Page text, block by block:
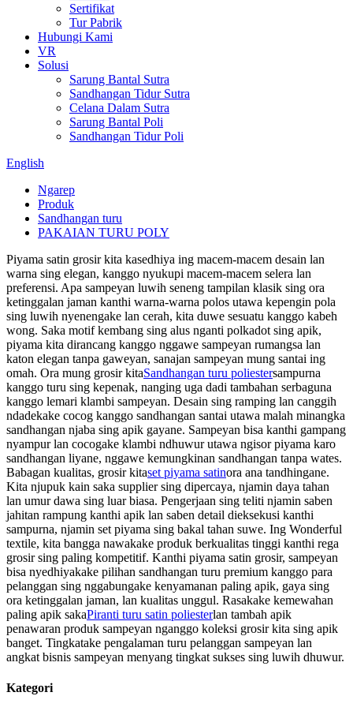
Sertifikat
Tur Pabrik
Hubungi Kami
VR
Solusi
Sarung Bantal Sutra
Sandhangan Tidur Sutra
Celana Dalam Sutra
Sarung Bantal Poli
Sandhangan Tidur Poli
English
Ngarep
Produk
Sandhangan turu
PAKAIAN TURU POLY
Piyama satin grosir kita kasedhiya ing macem-macem desain lan
warna sing elegan, kanggo nyukupi macem-macem selera lan
preferensi. Apa sampeyan luwih seneng tampilan klasik sing ora
ketinggalan jaman kanthi warna-warna polos utawa kepengin pola
sing luwih nyenengake lan cerah, kita duwe sesuatu kanggo kabeh
wong. Saka motif kembang sing alus nganti polkadot sing apik,
piyama kita dirancang kanggo nggawe sampeyan rumangsa lan
katon elegan tanpa gaweyan, sanajan sampeyan mung santai ing
omah. Ora mung grosir kitaSandhangan turu poliestersampurna
kanggo turu sing kepenak, nanging uga dadi tambahan serbaguna
kanggo lemari klambi sampeyan. Desain sing ramping lan canggih
ndadekake cocog kanggo sandhangan santai utawa malah minangka
sandhangan njaba sing apik gayane. Sampeyan bisa kanthi gampang
nyampur lan cocogake klambi ndhuwur utawa ngisor piyama karo
sandhangan liyane, nggawe kemungkinan sandhangan tanpa wates.
Babagan kualitas, grosir kitaset piyama satinora ana tandhingane.
Kita njupuk kain saka supplier sing dipercaya, njamin daya tahan
lan umur dawa sing luar biasa. Pengerjaan sing teliti njamin saben
jahitan rampung kanthi apik lan saben detail dieksekusi kanthi
sampurna, njamin set piyama sing bakal tahan suwe. Ing Wonderful
textile, kita bangga nawakake produk berkualitas tinggi kanthi rega
grosir sing paling kompetitif. Kanthi piyama satin grosir, sampeyan
bisa nyedhiyakake pilihan sandhangan turu premium kanggo para
pelanggan sing nggabungake kenyamanan paling apik, gaya sing
ora ketinggalan jaman, lan kualitas unggul. Rasakake kemewahan
paling apik sakaPiranti turu satin poliesterlan tambah apik
penawaran produk sampeyan nganggo koleksi grosir kita sing apik
banget. Tingkatake pengalaman turu pelanggan sampeyan lan
angkat bisnis sampeyan menyang tingkat sukses sing luwih dhuwur.
Kategori